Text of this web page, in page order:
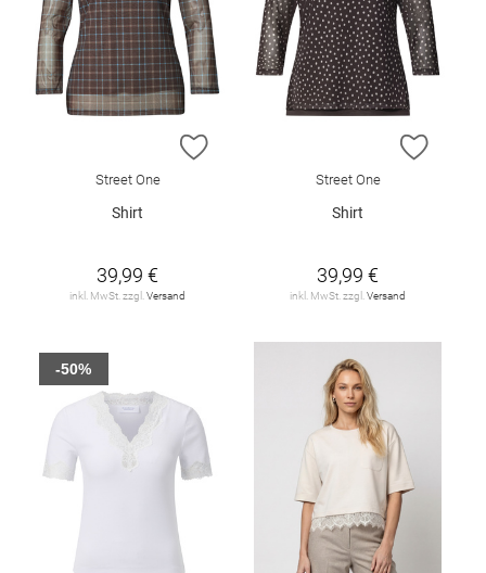
ZUR WUNSCHLISTE HINZUFÜGEN
Street One
Shirt
39,99 €
inkl. MwSt. zzgl. Versand
ZUR
Street One
Shirt
39,99 €
inkl. MwSt. zzgl. Versand
-50%